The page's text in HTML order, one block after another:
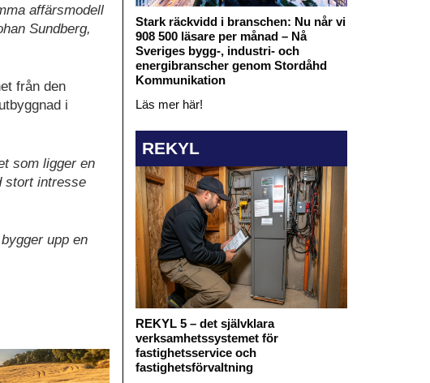
affärsmodell
Sundberg,
från den
i
som ligger en
stort intresse
upp en
Stark räckvidd i branschen: Nu når vi
908 500 läsare per månad – Nå
Sveriges bygg-, industri- och
energibranscher genom Stordåhd
Kommunikation
Läs mer här!
REKYL
REKYL 5 – det självklara
verksamhetssystemet för
fastighetsservice och
fastighetsförvaltning